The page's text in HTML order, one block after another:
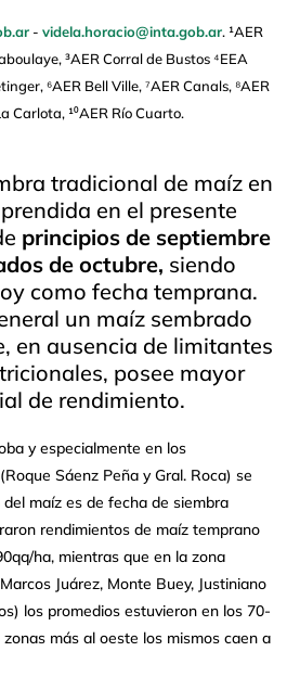
-videla.horacio@inta.gob.ar. ¹AER
³AER Corral de Bustos ⁴EEA
⁶AER Bell Ville, ⁷AER Canals, ⁸AER
Carlota, ¹⁰AER Río Cuarto.
tradicional de maíz en
en el presente
principios de septiembre
de octubre, siendo
como fecha temprana.
un maíz sembrado
en ausencia de limitantes
posee mayor
de rendimiento.
y especialmente en los
Sáenz Peña y Gral. Roca) se
maíz es de fecha de siembra
rendimientos de maíz temprano
ha, mientras que en la zona
Juárez, Monte Buey, Justiniano
los promedios estuvieron en los 70-
más al oeste los mismos caen a